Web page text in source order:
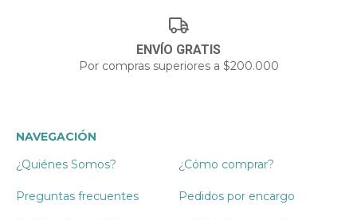
ENVÍO GRATIS
Por compras superiores a $200.000
NAVEGACIÓN
¿Quiénes Somos?
¿Cómo comprar?
Preguntas frecuentes Pedidos por encargo